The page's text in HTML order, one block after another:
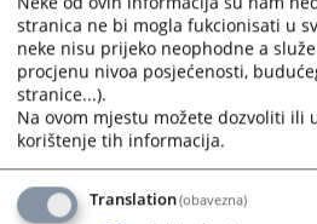
stranica ne bi mogla fukcionisati u
neke nisu prijeko neophodne a
procjenu nivoa posjećenosti,
stranice...).
Na ovom mjestu možete dozvoliti ili
korištenje tih informacija.
Translation(obavezna)